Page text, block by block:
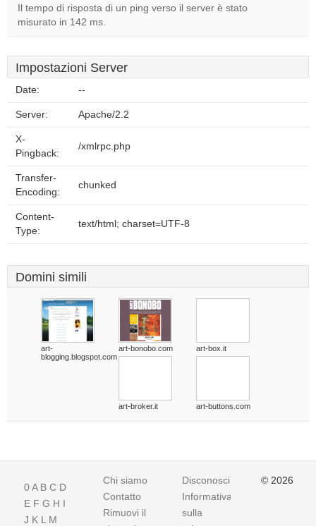
Il tempo di risposta di un ping verso il server è stato
misurato in 142 ms.
Impostazioni Server
Date: --
Server: Apache/2.2
X-
Pingback:
/xmlrpc.php
Transfer-
Encoding:
chunked
Content-
Type:
text/html; charset=UTF-8
Domini simili
art-
blogging.blogspot.com
art-bonobo.com art-box.it
art-broker.it art-buttons.com
0A B C D
E F G H I
J K L M
Chi siamo
Contatto
Rimuovi il
Disconoscimento
Informativa
sulla
© 2026